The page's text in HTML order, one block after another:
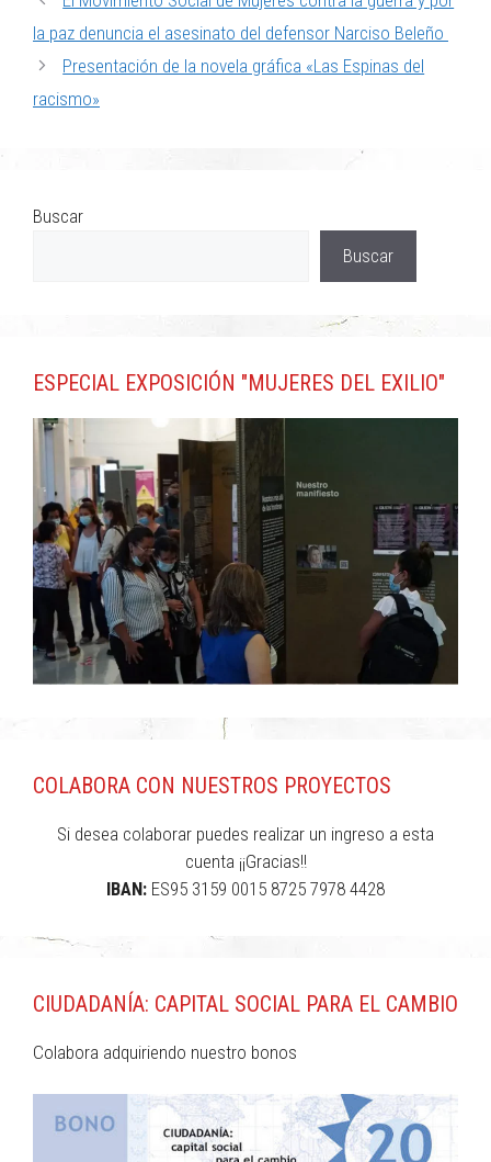
la paz denuncia el asesinato del defensor Narciso Beleño
Presentación de la novela gráfica «Las Espinas del
racismo»
Buscar
Buscar
ESPECIAL EXPOSICIÓN "MUJERES DEL EXILIO"
COLABORA CON NUESTROS PROYECTOS
Si desea colaborar puedes realizar un ingreso a esta
cuenta ¡¡Gracias!!
IBAN: ES95 3159 0015 8725 7978 4428
CIUDADANÍA: CAPITAL SOCIAL PARA EL CAMBIO
Colabora adquiriendo nuestro bonos